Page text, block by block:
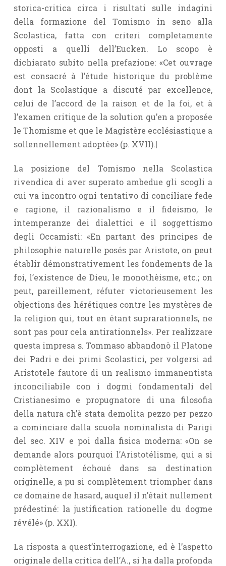
storica-critica circa i risultati sulle indagini
della formazione del Tomismo in seno alla
Scolastica, fatta con criteri completamente
opposti a quelli dell’Eucken. Lo scopo è
dichiarato subito nella prefazione: «Cet ouvrage
est consacré à l’étude historique du problème
dont la Scolastique a discuté par excellence,
celui de l’accord de la raison et de la foi, et à
l’examen critique de la solution qu’en a proposée
le Thomisme et que le Magistère ecclésiastique a
sollennellement adoptée» (p. XVII).|
La posizione del Tomismo nella Scolastica
rivendica di aver superato ambedue gli scogli a
cui va incontro ogni tentativo di conciliare fede
e ragione, il razionalismo e il fideismo, le
intemperanze dei dialettici e il soggettismo
degli Occamisti: «En partant des principes de
philosophie naturelle posés par Aristote, on peut
établir démonstrativement les fondements de la
foi, l’existence de Dieu, le monothèisme, etc.; on
peut, pareillement, réfuter victorieusement les
objections des hérétiques contre les mystères de
la religion qui, tout en étant suprarationnels, ne
sont pas pour cela antirationnels». Per realizzare
questa impresa s. Tommaso abbandonò il Platone
dei Padri e dei primi Scolastici, per volgersi ad
Aristotele fautore di un realismo immanentista
inconciliabile con i dogmi fondamentali del
Cristianesimo e propugnatore di una filosofia
della natura ch’è stata demolita pezzo per pezzo
a cominciare dalla scuola nominalista di Parigi
del sec. XIV e poi dalla fisica moderna: «On se
demande alors pourquoi l’Aristotélisme, qui a si
complètement échoué dans sa destination
originelle, a pu si complètement triompher dans
ce domaine de hasard, auquel il n’était nullement
prédestiné: la justification rationelle du dogme
révélé» (p. XXI).
La risposta a quest’interrogazione, ed è l’aspetto
originale della critica dell’A., si ha dalla profonda